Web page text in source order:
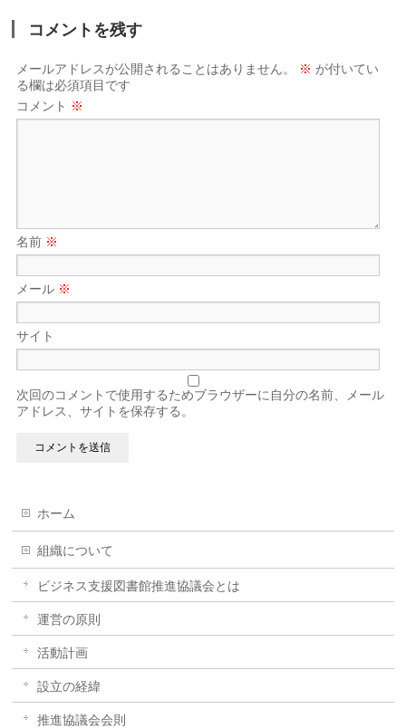
コメントを残す
メールアドレスが公開されることはありません。 ※ が付いてい
る欄は必須項目です
コメント ※
名前 ※
メール ※
サイト
次回のコメントで使用するためブラウザーに自分の名前、メール
アドレス、サイトを保存する。
ホーム
組織について
ビジネス支援図書館推進協議会とは
運営の原則
活動計画
設立の経緯
推進協議会会則